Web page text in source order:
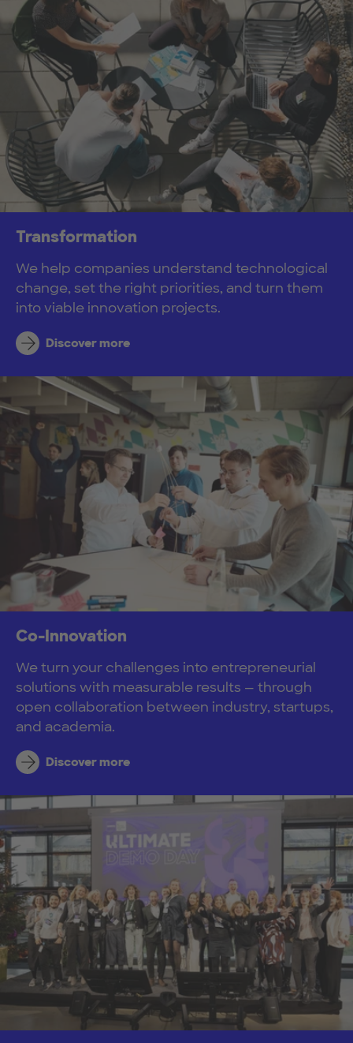
Transformation
We help companies understand technological
change, set the right priorities, and turn them
into viable innovation projects.
Discover more
Co-Innovation
We turn your challenges into entrepreneurial
solutions with measurable results — through
open collaboration between industry, startups,
and academia.
Discover more